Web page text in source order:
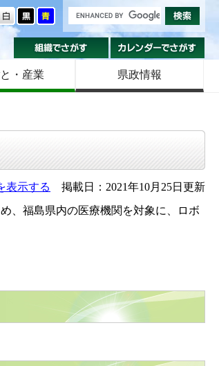
色を変える
組織でさがす
・産業 県政情報
表示する
掲載日：2021年10月25日更新
、福島県内の医療機関を対象に、ロボ